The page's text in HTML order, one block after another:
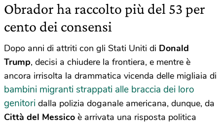
Obrador ha raccolto più del 53 per
cento dei consensi
Dopo anni di attriti con gli Stati Uniti di Donald
Trump, decisi a chiudere la frontiera, e mentre è
ancora irrisolta la drammatica vicenda delle migliaia di
bambini migranti strappati alle braccia dei loro
genitori dalla polizia doganale americana, dunque, da
Città del Messico è arrivata una risposta politica